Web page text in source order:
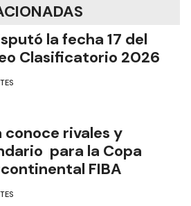
la fecha 17 del
Clasificatorio 2026
conoce rivales y
para la Copa
FIBA